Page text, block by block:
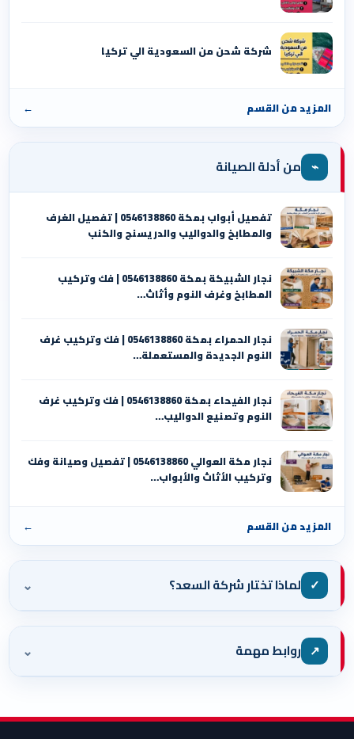
شركة شحن من السعودية الي تركيا
المزيد من القسم ←
⌁ من أدلة الصيانة
تفصيل أبواب بمكة 0546138860 | تفصيل الغرف
والمطابخ والدواليب والدريسنج والكنب
نجار الشبيكة بمكة 0546138860⁩ | فك وتركيب
المطابخ وغرف النوم وأثاث…
نجار الحمراء بمكة 0546138860⁩ | فك وتركيب غرف
النوم الجديدة والمستعملة…
نجار الفيحاء بمكة 0546138860⁩ | فك وتركيب غرف
النوم وتصنيع الدواليب…
نجار مكة العوالي 0546138860⁩ | تفصيل وصيانة وفك
وتركيب الأثاث والأبواب…
المزيد من القسم ←
✓ لماذا تختار شركة السعد؟ ⌄
↗ روابط مهمة ⌄